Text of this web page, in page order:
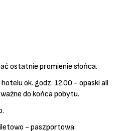
ostatnie promienie słońca.
ok. godz. 12.00 - opaski all
do końca pobytu.
- paszportowa.